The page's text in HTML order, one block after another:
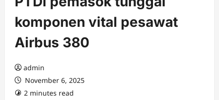
komponen vital pesawat
Airbus 380
admin
November 6, 2025
2 minutes read